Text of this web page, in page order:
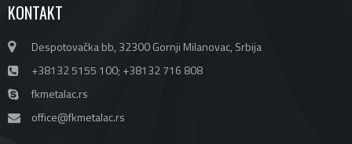
KONTAKT
Despotovačka bb, 32300 Gornji Milanovac, Srbija
+38132 5155 100; +38132 716 808
fkmetalac.rs
office@fkmetalac.rs